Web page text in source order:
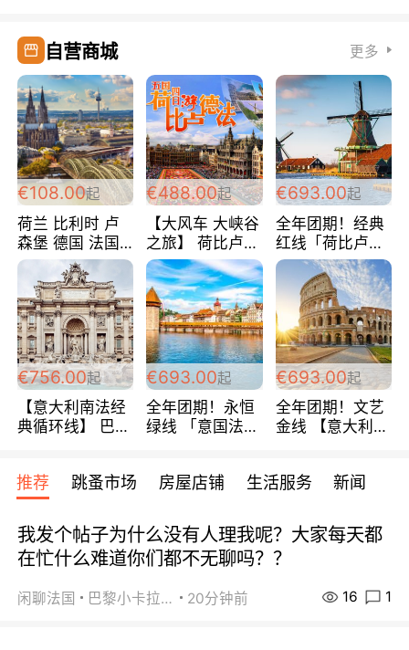
自营商城 更多
€108.00起
荷兰 比利时 卢
森堡 德国 法国
超爽玩遍西欧 循
环线 全程四星宾
馆 108欧/人/天
€488.00起
【大风车 大峡谷
之旅】 荷比卢德
法 巴黎上下 经
典五国四日游
488欧/人
€693.00起
全年团期！经典
红线「荷比卢德
法」七天循环 五
国 仅售99欧/人/
天！巴黎上下！
包拼房~
€756.00起
【意大利南法经
典循环线】 巴黎
宾馆 108欧/天起
全程756欧/位
€693.00起
全年团期！永恒
绿线 「意国法
欧/天起 ~包拼房
€693.00起
全年团期！文艺
金线 【意大利一
每周铁发！
推荐 跳蚤市场 房屋店铺 生活服务 新闻
我发个帖子为什么没有人理我呢？大家每天都
在忙什么难道你们都不无聊吗？？
闲聊法国 巴黎小卡拉咪 20分钟前 16 1